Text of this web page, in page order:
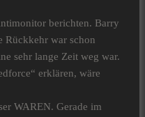
berichten. Barry
Rückkehr war schon
sehr lange Zeit weg war.
erklären, wäre
WAREN. Gerade im